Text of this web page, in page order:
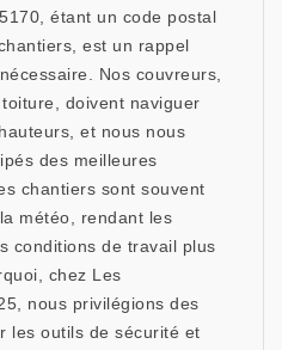
étant un code postal
est un rappel
Nos couvreurs,
doivent naviguer
et nous nous
des meilleures
chantiers sont souvent
météo, rendant les
conditions de travail plus
chez Les
nous privilégions des
les outils de sécurité et